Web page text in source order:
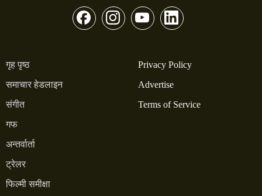
गृह पृष्ठ
समाचार हेडलाइन
संगीत
गफ
अन्तर्वार्ता
ट्रेलर
फिल्मी समीक्षा
Privacy Policy
Advertise
Terms of Service